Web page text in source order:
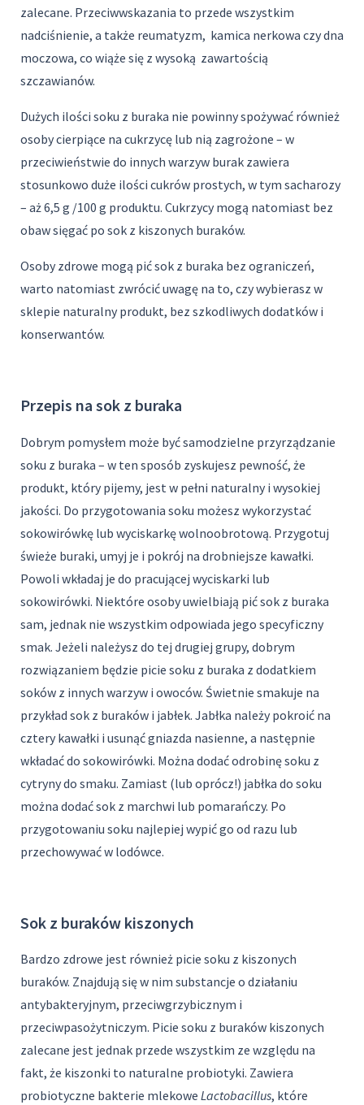
zalecane. Przeciwwskazania to przede wszystkim
nadciśnienie, a także reumatyzm, kamica nerkowa czy dna
moczowa, co wiąże się z wysoką zawartością
szczawianów.
Dużych ilości soku z buraka nie powinny spożywać również
osoby cierpiące na cukrzycę lub nią zagrożone – w
przeciwieństwie do innych warzyw burak zawiera
stosunkowo duże ilości cukrów prostych, w tym sacharozy
– aż 6,5 g /100 g produktu. Cukrzycy mogą natomiast bez
obaw sięgać po sok z kiszonych buraków.
Osoby zdrowe mogą pić sok z buraka bez ograniczeń,
warto natomiast zwrócić uwagę na to, czy wybierasz w
sklepie naturalny produkt, bez szkodliwych dodatków i
konserwantów.
Przepis na sok z buraka
Dobrym pomysłem może być samodzielne przyrządzanie
soku z buraka – w ten sposób zyskujesz pewność, że
produkt, który pijemy, jest w pełni naturalny i wysokiej
jakości. Do przygotowania soku możesz wykorzystać
sokowirówkę lub wyciskarkę wolnoobrotową. Przygotuj
świeże buraki, umyj je i pokrój na drobniejsze kawałki.
Powoli wkładaj je do pracującej wyciskarki lub
sokowirówki. Niektóre osoby uwielbiają pić sok z buraka
sam, jednak nie wszystkim odpowiada jego specyficzny
smak. Jeżeli należysz do tej drugiej grupy, dobrym
rozwiązaniem będzie picie soku z buraka z dodatkiem
soków z innych warzyw i owoców. Świetnie smakuje na
przykład sok z buraków i jabłek. Jabłka należy pokroić na
cztery kawałki i usunąć gniazda nasienne, a następnie
wkładać do sokowirówki. Można dodać odrobinę soku z
cytryny do smaku. Zamiast (lub oprócz!) jabłka do soku
można dodać sok z marchwi lub pomarańczy. Po
przygotowaniu soku najlepiej wypić go od razu lub
przechowywać w lodówce.
Sok z buraków kiszonych
Bardzo zdrowe jest również picie soku z kiszonych
buraków. Znajdują się w nim substancje o działaniu
antybakteryjnym, przeciwgrzybicznym i
przeciwpasożytniczym. Picie soku z buraków kiszonych
zalecane jest jednak przede wszystkim ze względu na
fakt, że kiszonki to naturalne probiotyki. Zawiera
probiotyczne bakterie mlekowe Lactobacillus, które